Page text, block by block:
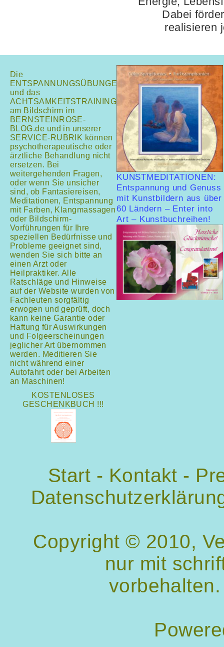
Dabei
realisieren
Die
ENTSPANNUNGSÜBUNGEN
und das
ACHTSAMKEITSTRAINING
am Bildschirm im
BERNSTEINROSE-
BLOG.de und in unserer
SERVICE-RUBRIK können
psychotherapeutische oder
ärztliche Behandlung nicht
ersetzen. Bei
weitergehenden Fragen,
oder wenn Sie unsicher
sind, ob Fantasiereisen,
Meditationen, Entspannung
mit Farben, Klangmassagen
oder Bildschirm-
Vorführungen für Ihre
speziellen Bedürfnisse und
Probleme geeignet sind,
wenden Sie sich bitte an
einen Arzt oder
Heilpraktiker. Alle
Ratschläge und Hinweise
auf der Website wurden von
Fachleuten sorgfältig
erwogen und geprüft, doch
kann keine Garantie oder
Haftung für Auswirkungen
und Folgeerscheinungen
jeglicher Art übernommen
werden. Meditieren Sie
nicht während einer
Autofahrt oder bei Arbeiten
an Maschinen!
KOSTENLOSES
GESCHENKBUCH !!!
KUNSTMEDITATIONEN:
Entspannung und Genuss
mit Kunstbildern aus über
60 Ländern – Enter into
Art – Kunstbuchreihen!
Start - Kontakt -
Copyright © 2010,
nur mit